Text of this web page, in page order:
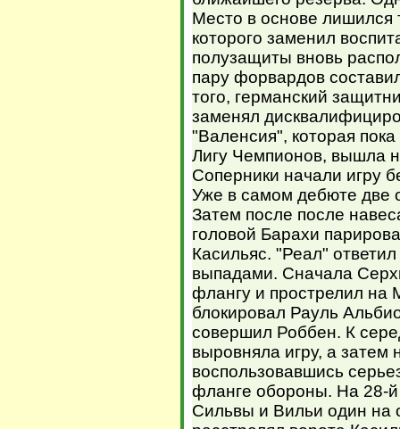
Место в основе лишился
которого заменил
полузащиты вновь
пару форвардов
того, германский
заменял
"Валенсия", которая
Лигу Чемпионов, вышла
Соперники начали игру
Уже в самом дебюте две
Затем после после
головой Барахи
Касильяс. "Реал"
выпадами. Сначала
флангу и прострелил на
блокировал Рауль
совершил Роббен. К
выровняла игру, а затем
воспользовавшись
фланге обороны. На 28-
Сильвы и Вильи один на